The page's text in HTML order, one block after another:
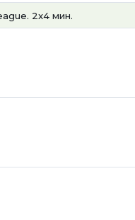
2x4 мин.